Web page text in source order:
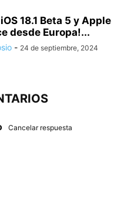
18.1 Beta 5 y Apple
desde Europa!...
- 24 de septiembre, 2024
Cancelar respuesta